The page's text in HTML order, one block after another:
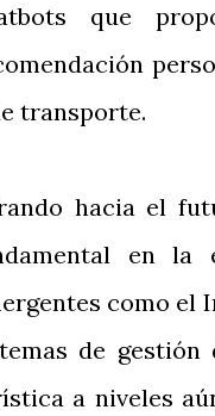
que
transporte.
hacia el
en la
como el
de
a niveles